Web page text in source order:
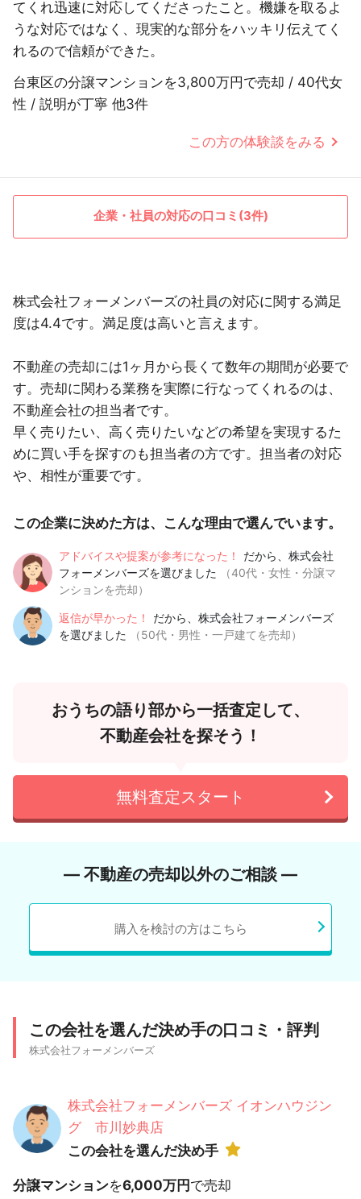
てくれ迅速に対応してくださったこと。機嫌を取るよ
うな対応ではなく、現実的な部分をハッキリ伝えてく
れるので信頼ができた。
台東区の分譲マンションを3,800万円で売却 / 40代女
性 / 説明が丁寧 他3件
この方の体験談をみる
企業・社員の対応の口コミ(3件)
株式会社フォーメンバーズの社員の対応に関する満足
度は4.4です。満足度は高いと言えます。
不動産の売却には1ヶ月から長くて数年の期間が必要で
す。売却に関わる業務を実際に行なってくれるのは、
不動産会社の担当者です。
早く売りたい、高く売りたいなどの希望を実現するた
めに買い手を探すのも担当者の方です。担当者の対応
や、相性が重要です。
この企業に決めた方は、こんな理由で選んでいます。
アドバイスや提案が参考になった！
だから、株式会社
フォーメンバーズを選びました
（40代・女性・分譲マ
ンションを売却）
返信が早かった！
だから、株式会社フォーメンバーズ
を選びました
（50代・男性・一戸建てを売却）
おうちの語り部から一括査定して、
不動産会社を探そう！
無料査定スタート
― 不動産の売却以外のご相談 ―
購入を検討の方はこちら
この会社を選んだ決め手の口コミ・評判
株式会社フォーメンバーズ
株式会社フォーメンバーズ イオンハウジン
グ 市川妙典店
この会社を選んだ決め手
分譲マンションを6,000万円 で売却